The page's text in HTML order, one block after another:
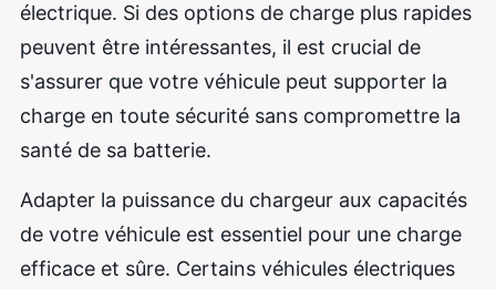
électrique. Si des options de charge plus rapides
peuvent être intéressantes, il est crucial de
s'assurer que votre véhicule peut supporter la
charge en toute sécurité sans compromettre la
santé de sa batterie.
Adapter la puissance du chargeur aux capacités
de votre véhicule est essentiel pour une charge
efficace et sûre. Certains véhicules électriques